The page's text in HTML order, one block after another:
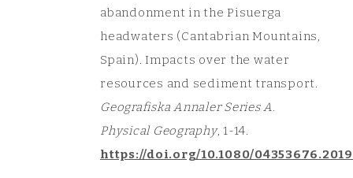
abandonment in the Pisuerga
headwaters (Cantabrian Mountains,
Spain). Impacts over the water
resources and sediment transport.
Geografiska Annaler Series A.
Physical Geography, 1-14.
https://doi.org/10.1080/